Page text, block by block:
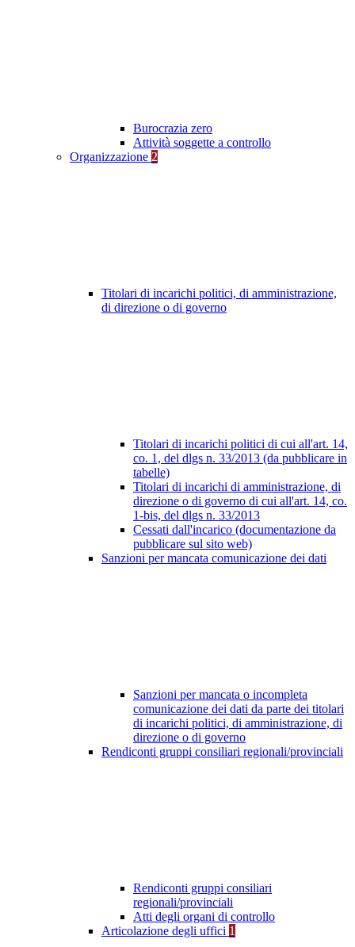
Burocrazia zero
Attività soggette a controllo
Organizzazione 2
Titolari di incarichi politici, di amministrazione,
di direzione o di governo
Titolari di incarichi politici di cui all'art. 14,
co. 1, del dlgs n. 33/2013 (da pubblicare in
tabelle)
Titolari di incarichi di amministrazione, di
direzione o di governo di cui all'art. 14, co.
1-bis, del dlgs n. 33/2013
Cessati dall'incarico (documentazione da
pubblicare sul sito web)
Sanzioni per mancata comunicazione dei dati
Sanzioni per mancata o incompleta
comunicazione dei dati da parte dei titolari
di incarichi politici, di amministrazione, di
direzione o di governo
Rendiconti gruppi consiliari regionali/provinciali
Rendiconti gruppi consiliari
regionali/provinciali
Atti degli organi di controllo
Articolazione degli uffici 1